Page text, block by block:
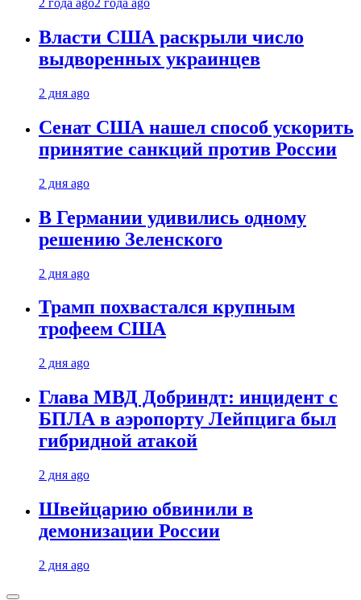
2 года ago2 года ago
Власти США раскрыли число
выдворенных украинцев
2 дня ago
Сенат США нашел способ ускорить
принятие санкций против России
2 дня ago
В Германии удивились одному
решению Зеленского
2 дня ago
Трамп похвастался крупным
трофеем США
2 дня ago
Глава МВД Добриндт: инцидент с
БПЛА в аэропорту Лейпцига был
гибридной атакой
2 дня ago
Швейцарию обвинили в
демонизации России
2 дня ago